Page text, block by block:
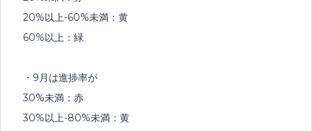
20%以上-60%未満：黄
60%以上：緑
・9月は進捗率が
30%未満：赤
30%以上-80%未満：黄